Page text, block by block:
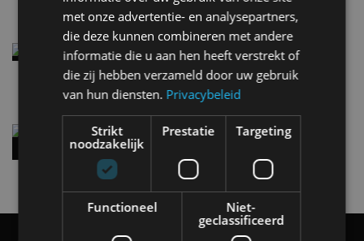
Elektrische Geely E2 (tijdelijk) net zo goedkoop
als een Renault Twingo
4 aug
Vernieuwde Hyundai Ioniq 6 rijdt tot 680
kilometer en wordt goedkoper
met onze advertentie- en analysepartners,
die deze kunnen combineren met andere
informatie die u aan hen heeft verstrekt of
die zij hebben verzameld door uw gebruik
van hun diensten. Privacybeleid
Strikt
noodzakelijk
Prestatie Targeting
Functioneel
Niet-
geclassificeerd